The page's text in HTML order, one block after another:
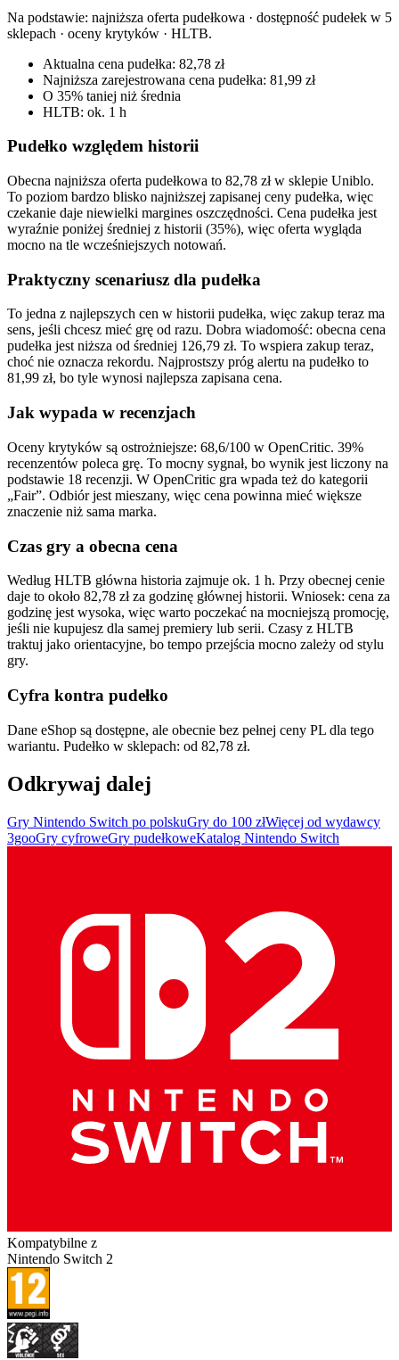
Na podstawie: najniższa oferta pudełkowa · dostępność pudełek w 5
sklepach · oceny krytyków · HLTB.
Aktualna cena pudełka: 82,78 zł
Najniższa zarejestrowana cena pudełka: 81,99 zł
O 35% taniej niż średnia
HLTB: ok. 1 h
Pudełko względem historii
Obecna najniższa oferta pudełkowa to 82,78 zł w sklepie Uniblo.
To poziom bardzo blisko najniższej zapisanej ceny pudełka, więc
czekanie daje niewielki margines oszczędności. Cena pudełka jest
wyraźnie poniżej średniej z historii (35%), więc oferta wygląda
mocno na tle wcześniejszych notowań.
Praktyczny scenariusz dla pudełka
To jedna z najlepszych cen w historii pudełka, więc zakup teraz ma
sens, jeśli chcesz mieć grę od razu. Dobra wiadomość: obecna cena
pudełka jest niższa od średniej 126,79 zł. To wspiera zakup teraz,
choć nie oznacza rekordu. Najprostszy próg alertu na pudełko to
81,99 zł, bo tyle wynosi najlepsza zapisana cena.
Jak wypada w recenzjach
Oceny krytyków są ostrożniejsze: 68,6/100 w OpenCritic. 39%
recenzentów poleca grę. To mocny sygnał, bo wynik jest liczony na
podstawie 18 recenzji. W OpenCritic gra wpada też do kategorii
„Fair”. Odbiór jest mieszany, więc cena powinna mieć większe
znaczenie niż sama marka.
Czas gry a obecna cena
Według HLTB główna historia zajmuje ok. 1 h. Przy obecnej cenie
daje to około 82,78 zł za godzinę głównej historii. Wniosek: cena za
godzinę jest wysoka, więc warto poczekać na mocniejszą promocję,
jeśli nie kupujesz dla samej premiery lub serii. Czasy z HLTB
traktuj jako orientacyjne, bo tempo przejścia mocno zależy od stylu
gry.
Cyfra kontra pudełko
Dane eShop są dostępne, ale obecnie bez pełnej ceny PL dla tego
wariantu. Pudełko w sklepach: od 82,78 zł.
Odkrywaj dalej
Gry Nintendo Switch po polskuGry do 100 złWięcej od wydawcy
3gooGry cyfroweGry pudełkoweKatalog Nintendo Switch
Kompatybilne z
Nintendo Switch 2